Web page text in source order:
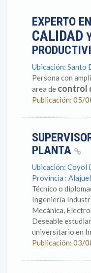
EXPERTO EN
CALIDAD
Ubicación: Santo
Persona con
area de control
Publicación: 05/
PLANTA
Ubicación: Coyol
Provincia :
Técnico o
Ingeniería
Mecánica,
Deseable
universitario en
Publicación: 03/